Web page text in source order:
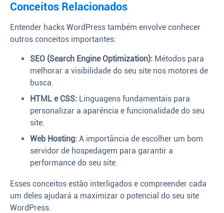
Conceitos Relacionados
Entender hacks WordPress também envolve conhecer
outros conceitos importantes:
SEO (Search Engine Optimization): Métodos para
melhorar a visibilidade do seu site nos motores de
busca.
HTML e CSS: Linguagens fundamentais para
personalizar a aparência e funcionalidade do seu
site.
Web Hosting: A importância de escolher um bom
servidor de hospedagem para garantir a
performance do seu site.
Esses conceitos estão interligados e compreender cada
um deles ajudará a maximizar o potencial do seu site
WordPress.